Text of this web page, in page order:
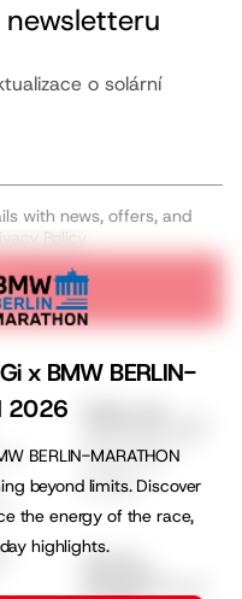
x BMW BERLIN-
2026
BERLIN-MARATHON
beyond limits. Discover
the energy of the race,
highlights.
o solární
with news, offers, and
Policy
Řešení GSE
Hi-MO 7